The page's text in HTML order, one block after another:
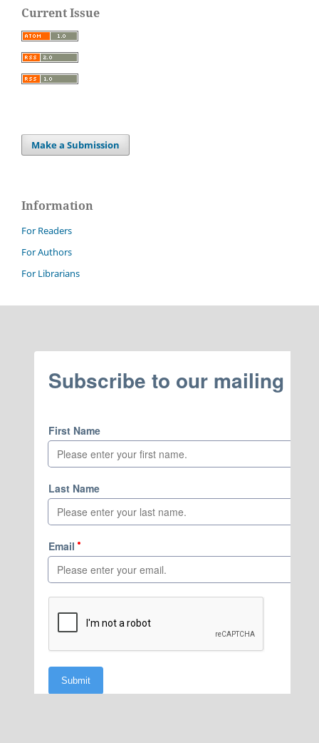
Current Issue
Make a Submission
Information
For Readers
For Authors
For Librarians